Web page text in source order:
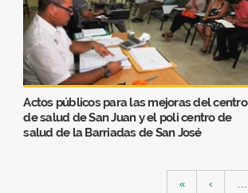
Actos públicos para las mejoras del centro
de salud de San Juan y el poli centro de
salud de la Barriadas de San José
« ‹